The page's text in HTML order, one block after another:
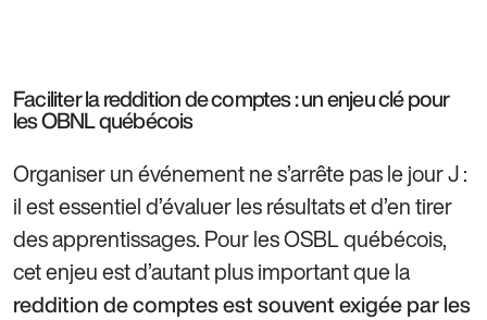
Faciliter la reddition de comptes : un enjeu clé pour
les OBNL québécois
Organiser un événement ne s’arrête pas le jour J :
il est essentiel d’évaluer les résultats et d’en tirer
des apprentissages. Pour les OSBL québécois,
cet enjeu est d’autant plus important que la
reddition de comptes est souvent exigée par les